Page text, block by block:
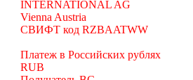
INTERNATIONAL AG
Vienna Austria
СВИФТ код RZBAATWW
Платеж в Российских рублях
RUB